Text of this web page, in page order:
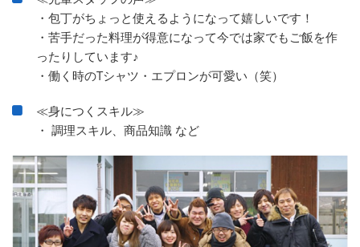
・包丁がちょっと使えるようになって嬉しいです！
・苦手だった料理が得意になって今では家でもご飯を作
ったりしています♪
・働く時のTシャツ・エプロンが可愛い（笑）
≪身につくスキル≫
・ 調理スキル、商品知識 など